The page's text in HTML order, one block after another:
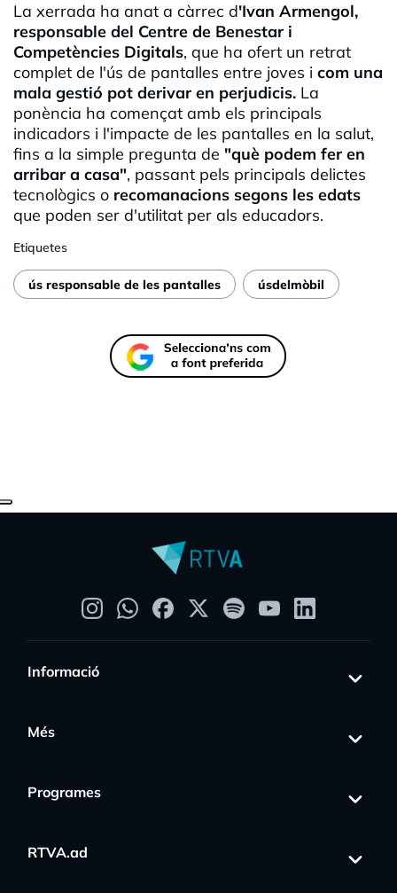
La xerrada ha anat a càrrec d'Ivan Armengol,
responsable del Centre de Benestar i
Competències Digitals, que ha ofert un retrat
complet de l'ús de pantalles entre joves i com una
mala gestió pot derivar en perjudicis. La
ponència ha començat amb els principals
indicadors i l'impacte de les pantalles en la salut,
fins a la simple pregunta de "què podem fer en
arribar a casa", passant pels principals delictes
tecnològics o recomanacions segons les edats
que poden ser d'utilitat per als educadors.
Etiquetes
ús responsable de les pantalles úsdelmòbil
Informació
Més
Programes
RTVA.ad